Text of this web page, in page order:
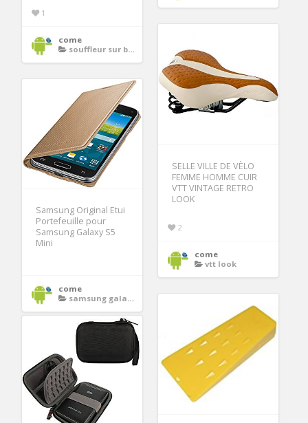
1
come
souffleur sur batterie
SELLE VILLE DE VÈLO
FEMME HOMME CUIR
VTT VINTAGE RETRO
LOOK
2
come
vtt look
Samsung Original Etui
Portefeuille pour
Samsung Galaxy S5
Mini
come
samsung galaxy s5 mini